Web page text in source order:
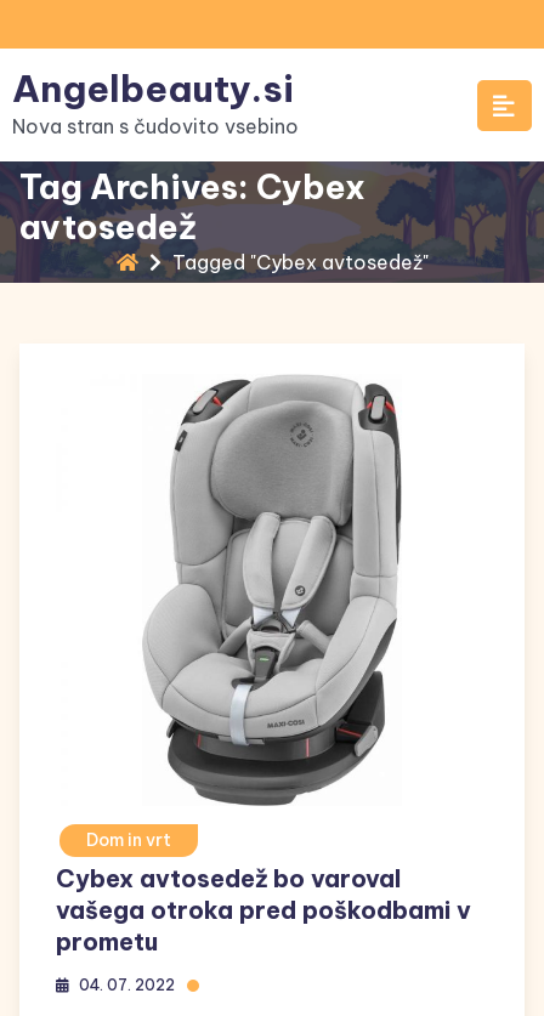
to
content
Angelbeauty.si
Nova stran s čudovito vsebino
Tag Archives: Cybex
avtosedež
Tagged "Cybex avtosedež"
Dom in vrt
Cybex avtosedež bo varoval
vašega otroka pred poškodbami v
prometu
04. 07. 2022